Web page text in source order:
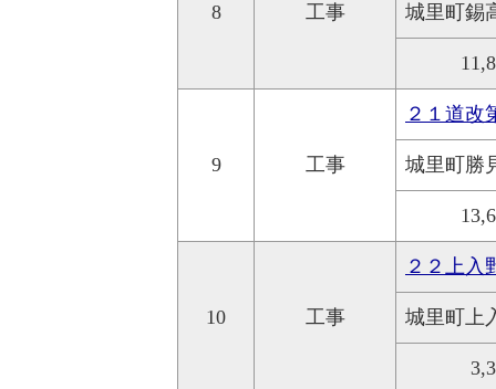
8 工事 城里町錫
9 工事
２１道改
城里町勝
10 工事
２２上入
城里町上